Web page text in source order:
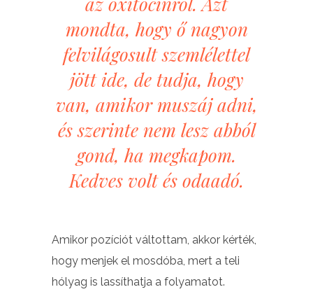
mondta, hogy ő nagyon
felvilágosult szemlélettel
jött ide, de tudja, hogy
van, amikor muszáj adni,
és szerinte nem lesz abból
gond, ha megkapom.
Kedves volt és odaadó.
Amikor pozíciót váltottam, akkor kérték,
hogy menjek el mosdóba, mert a teli
hólyag is lassíthatja a folyamatot.